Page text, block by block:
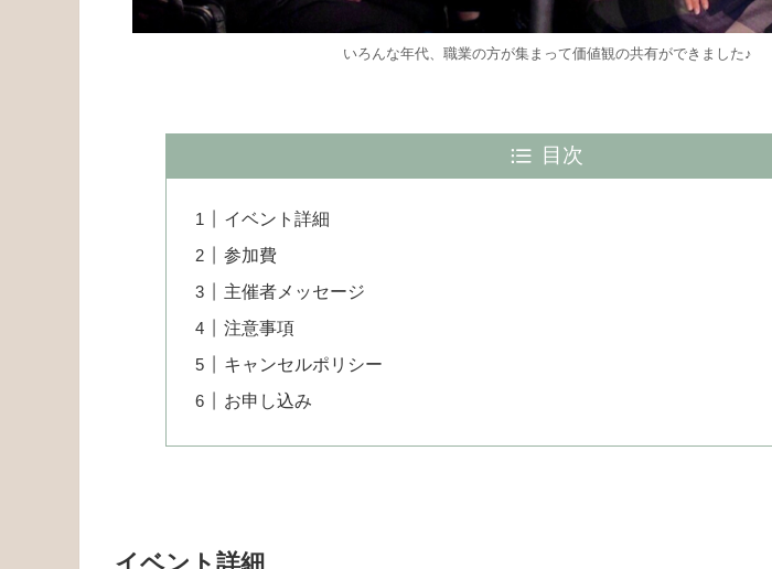
いろんな年代、職業の方が集まって価値観の共有ができました♪
目次
イベント詳細
参加費
主催者メッセージ
注意事項
キャンセルポリシー
お申し込み
イベント詳細